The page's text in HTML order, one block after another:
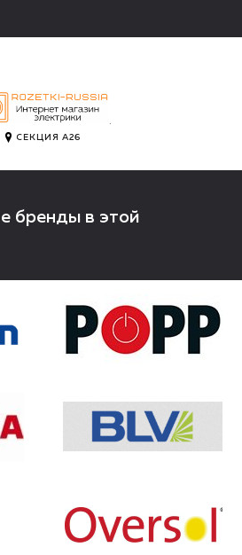
.
СЕКЦИЯ А26
бренды в этой